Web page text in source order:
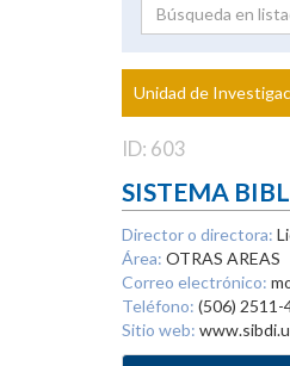
Proyecto
Unidad de
ID: 603
SISTEMA
Director o directora:
Área: OTRAS AREAS
Correo electrónico:
Teléfono: (506) 2511-
Sitio web: